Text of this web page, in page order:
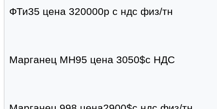
ФТи35 цена 320000р с ндс физ/тн
Марганец МН95 цена 3050$с НДС